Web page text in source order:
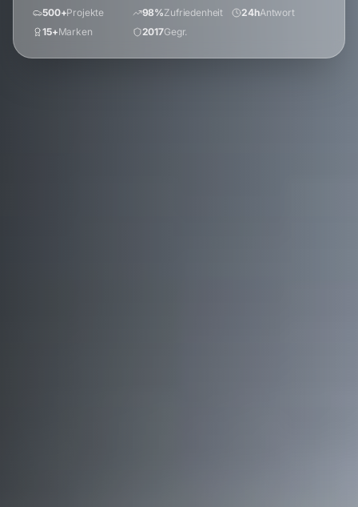
500+Projekte 98%Zufriedenheit 24hAntwort
15+Marken 2017Gegr.